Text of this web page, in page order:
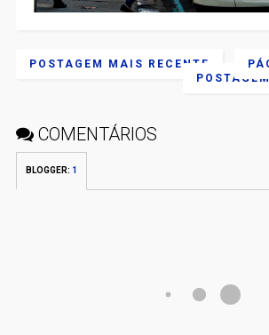
POSTAGEM MAIS RECENTE
COMENTÁRIOS
BLOGGER: 1